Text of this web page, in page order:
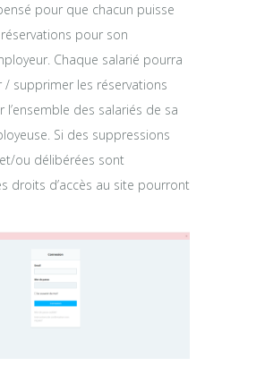
pour que chacun puisse
pour son
Chaque salarié pourra
/ supprimer les réservations
l’ensemble des salariés de sa
Si des suppressions
ou délibérées sont
droits d’accès au site pourront